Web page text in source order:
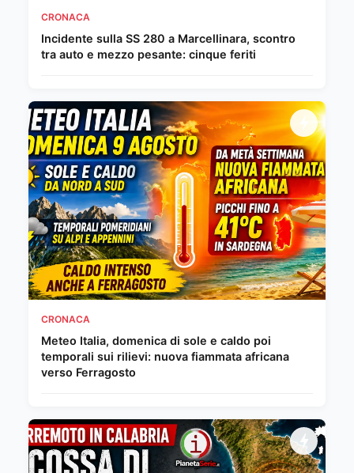
CRONACA
Incidente sulla SS 280 a Marcellinara, scontro
tra auto e mezzo pesante: cinque feriti
CRONACA
Meteo Italia, domenica di sole e caldo poi
temporali sui rilievi: nuova fiammata africana
verso Ferragosto